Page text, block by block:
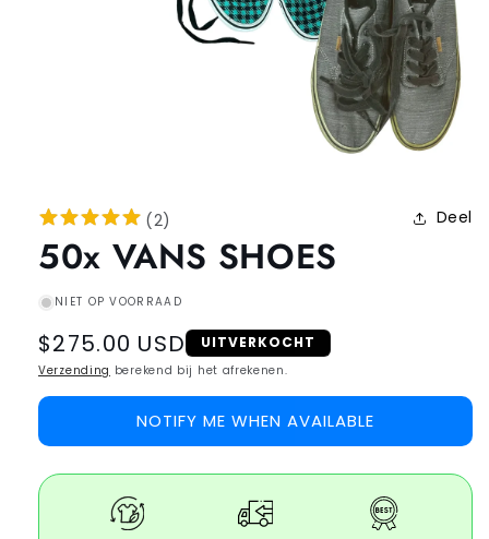
(2) Deel
50x VANS SHOES
NIET OP VOORRAAD
Regular
price
$275.00 USD UITVERKOCHT
Verzending berekend bij het afrekenen.
NOTIFY ME WHEN AVAILABLE